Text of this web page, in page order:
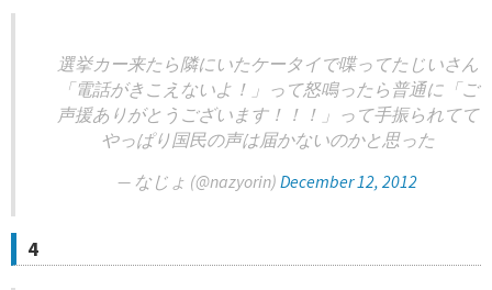
選挙カー来たら隣にいたケータイで喋ってたじいさん
「電話がきこえないよ！」って怒鳴ったら普通に「ご
声援ありがとうございます！！！」って手振られてて
やっぱり国民の声は届かないのかと思った
— なじょ (@nazyorin) December 12, 2012
4